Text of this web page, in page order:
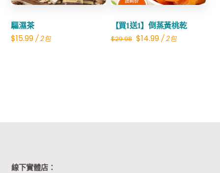
驅濕茶
$15.99 / 2包
【買1送1】倒蒸黃桃乾
$29.98 Original
$14.99Current
/ 2包
線下實體店：